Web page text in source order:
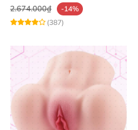
2.674.000₫
-14%
(387)